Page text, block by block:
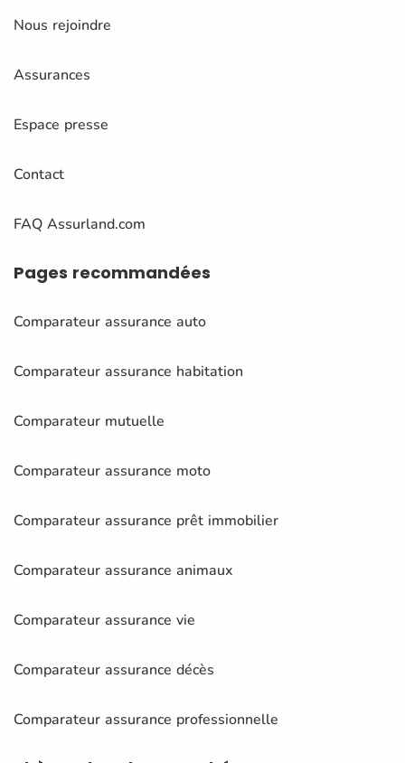
Nous rejoindre
Assurances
Espace presse
Contact
FAQ Assurland.com
Pages recommandées
Comparateur assurance auto
Comparateur assurance habitation
Comparateur mutuelle
Comparateur assurance moto
Comparateur assurance prêt immobilier
Comparateur assurance animaux
Comparateur assurance vie
Comparateur assurance décès
Comparateur assurance professionnelle